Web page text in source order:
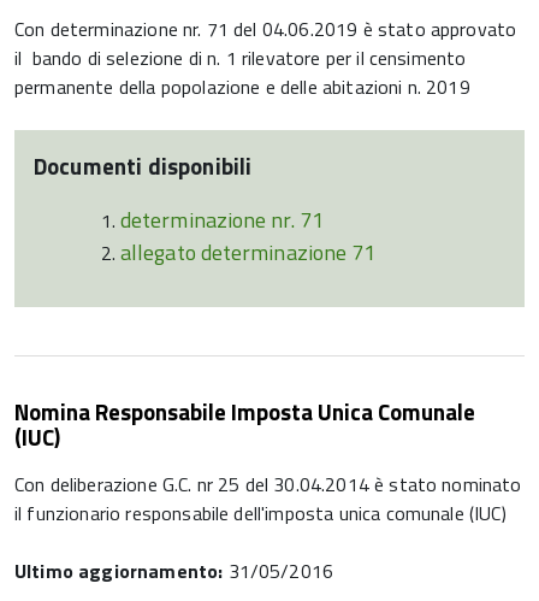
Con determinazione nr. 71 del 04.06.2019 è stato approvato
il bando di selezione di n. 1 rilevatore per il censimento
permanente della popolazione e delle abitazioni n. 2019
Documenti disponibili
determinazione nr. 71
allegato determinazione 71
Nomina Responsabile Imposta Unica Comunale
(IUC)
Con deliberazione G.C. nr 25 del 30.04.2014 è stato nominato
il funzionario responsabile dell'imposta unica comunale (IUC)
Ultimo aggiornamento: 31/05/2016